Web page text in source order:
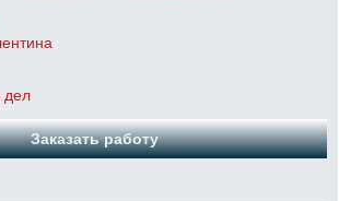
дел
Заказать работу